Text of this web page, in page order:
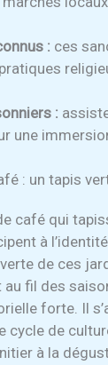
: ces
:
une
: un tapis
café qui
à
de ces
fil des
forte. Il
cycle de
à la